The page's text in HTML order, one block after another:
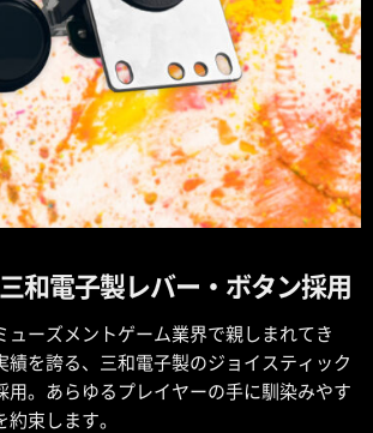
和電子製レバー・ボタン採用
ューズメントゲーム業界で親しまれてき
績を誇る、三和電子製のジョイスティック
用。あらゆるプレイヤーの手に馴染みやす
約束します。